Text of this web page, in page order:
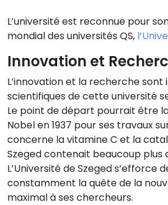
L’université est reconnue pour
mondial des universités QS,
Innovation et
L’innovation et la recherche
scientifiques de cette université
Le point de départ pourrait être
Nobel en 1937 pour ses travaux
concerne la vitamine C et la
Szeged contenait beaucoup plus
L’Université de Szeged
constamment la quête de la
maximal à ses chercheurs.